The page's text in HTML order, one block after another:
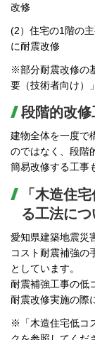
改修
(2）住宅の1階の
に耐震改修
※部分耐震改修の
要（技術者向け）
段階的改
建物全体を一度で
のではなく、段階
簡易改修する工事
「木造住
る工法につ
愛知県建築地震災
コスト耐震補強の
としています。
耐震補強工事の低
耐震改修実施の際
※「木造住宅低コ